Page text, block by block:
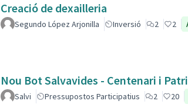
Creació de dexailleria
Segundo López Arjonilla Inversió 2 2
Nou Bot Salvavides - Centenari i
Salvi Pressupostos Participatius 2 20